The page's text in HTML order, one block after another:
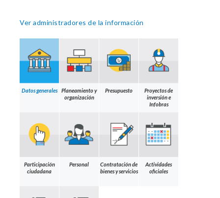
Ver administradores de la información
Datos generales
Planeamiento y
organización
Presupuesto
Proyectos de
inversión e
Infobras
Participación
ciudadana
Personal
Contratación de
bienes y servicios
Actividades
oficiales